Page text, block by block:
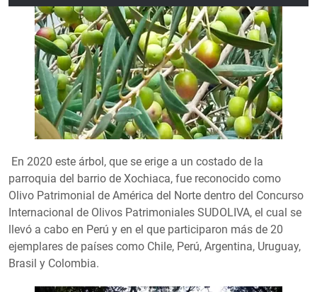
En 2020 este árbol, que se erige a un costado de la
parroquia del barrio de Xochiaca, fue reconocido como
Olivo Patrimonial de América del Norte dentro del Concurso
Internacional de Olivos Patrimoniales SUDOLIVA, el cual se
llevó a cabo en Perú y en el que participaron más de 20
ejemplares de países como Chile, Perú, Argentina, Uruguay,
Brasil y Colombia.